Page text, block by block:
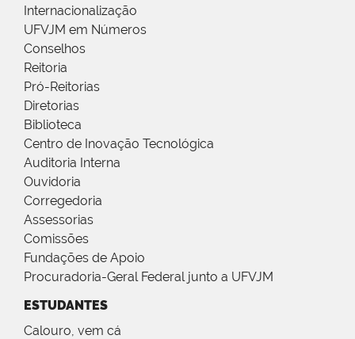
Internacionalização
UFVJM em Números
Conselhos
Reitoria
Pró-Reitorias
Diretorias
Biblioteca
Centro de Inovação Tecnológica
Auditoria Interna
Ouvidoria
Corregedoria
Assessorias
Comissões
Fundações de Apoio
Procuradoria-Geral Federal junto a UFVJM
ESTUDANTES
Calouro, vem cá